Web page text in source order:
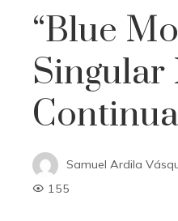
“Blue
Continua
Samuel Ardila
155